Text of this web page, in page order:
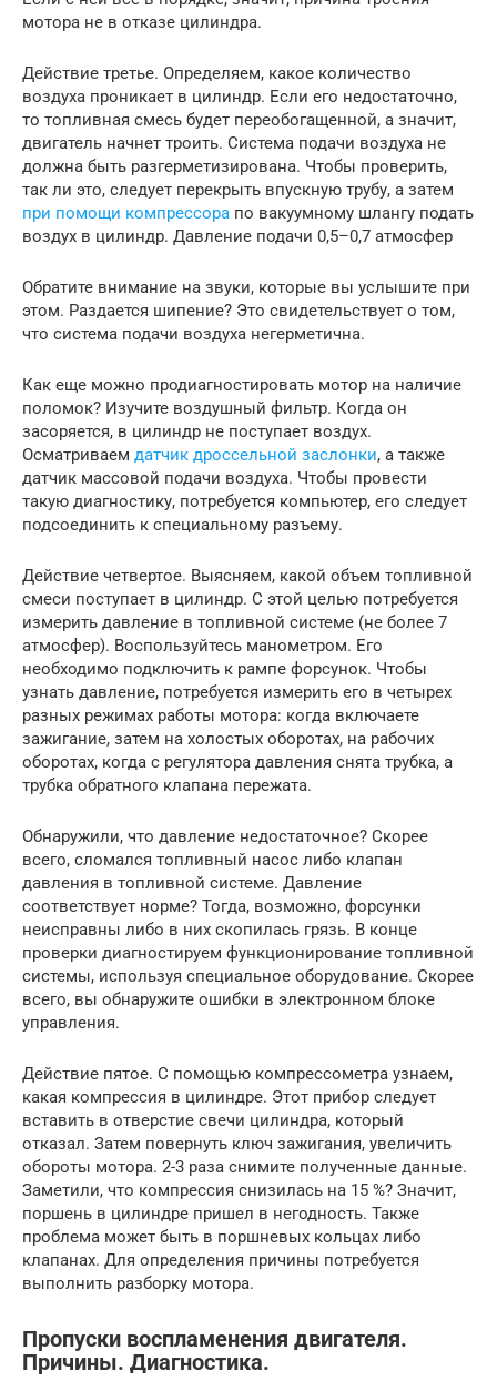
мотора не в отказе цилиндра.
Действие третье. Определяем, какое количество
воздуха проникает в цилиндр. Если его недостаточно,
то топливная смесь будет переобогащенной, а значит,
двигатель начнет троить. Система подачи воздуха не
должна быть разгерметизирована. Чтобы проверить,
так ли это, следует перекрыть впускную трубу, а затем
при помощи компрессора по вакуумному шлангу подать
воздух в цилиндр. Давление подачи 0,5–0,7 атмосфер
Обратите внимание на звуки, которые вы услышите при
этом. Раздается шипение? Это свидетельствует о том,
что система подачи воздуха негерметична.
Как еще можно продиагностировать мотор на наличие
поломок? Изучите воздушный фильтр. Когда он
засоряется, в цилиндр не поступает воздух.
Осматриваем датчик дроссельной заслонки, а также
датчик массовой подачи воздуха. Чтобы провести
такую диагностику, потребуется компьютер, его следует
подсоединить к специальному разъему.
Действие четвертое. Выясняем, какой объем топливной
смеси поступает в цилиндр. С этой целью потребуется
измерить давление в топливной системе (не более 7
атмосфер). Воспользуйтесь манометром. Его
необходимо подключить к рампе форсунок. Чтобы
узнать давление, потребуется измерить его в четырех
разных режимах работы мотора: когда включаете
зажигание, затем на холостых оборотах, на рабочих
оборотах, когда с регулятора давления снята трубка, а
трубка обратного клапана пережата.
Обнаружили, что давление недостаточное? Скорее
всего, сломался топливный насос либо клапан
давления в топливной системе. Давление
соответствует норме? Тогда, возможно, форсунки
неисправны либо в них скопилась грязь. В конце
проверки диагностируем функционирование топливной
системы, используя специальное оборудование. Скорее
всего, вы обнаружите ошибки в электронном блоке
управления.
Действие пятое. С помощью компрессометра узнаем,
какая компрессия в цилиндре. Этот прибор следует
вставить в отверстие свечи цилиндра, который
отказал. Затем повернуть ключ зажигания, увеличить
обороты мотора. 2-3 раза снимите полученные данные.
Заметили, что компрессия снизилась на 15 %? Значит,
поршень в цилиндре пришел в негодность. Также
проблема может быть в поршневых кольцах либо
клапанах. Для определения причины потребуется
выполнить разборку мотора.
Пропуски воспламенения двигателя.
Причины. Диагностика.